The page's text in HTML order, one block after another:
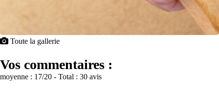
Toute la gallerie
Vos commentaires :
moyenne : 17/20 - Total : 30 avis